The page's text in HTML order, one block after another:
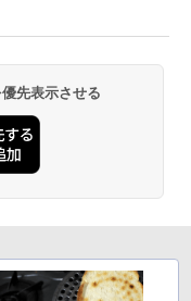
先表示させる